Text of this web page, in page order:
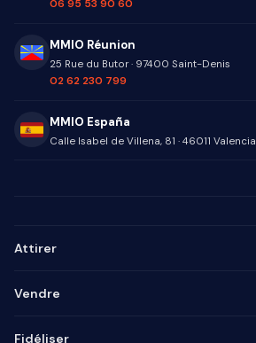
06 95 53 90 60
MMIO Réunion
25 Rue du Butor· 97400 Saint-Denis
02 62 230 799
MMIO España
Calle Isabel de Villena, 81 · 46011 Valencia
Attirer
Marketing de contenu
Vendre
Fidéliser